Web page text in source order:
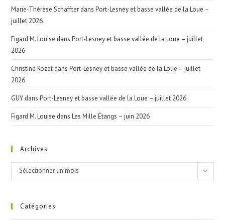
Marie-Thérèse Schaffter dansPort-Lesney et basse vallée de la Loue –
juillet 2026
Figard M. Louise dansPort-Lesney et basse vallée de la Loue – juillet
2026
Christine Rozet dansPort-Lesney et basse vallée de la Loue – juillet
2026
GUY dansPort-Lesney et basse vallée de la Loue – juillet 2026
Figard M. Louise dansLes Mille Étangs – juin 2026
Archives
Archives
Sélectionner un mois
Catégories